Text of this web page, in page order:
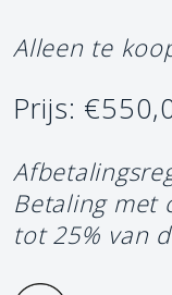
Alleen te
Prijs:
Betaling met
tot 25% van